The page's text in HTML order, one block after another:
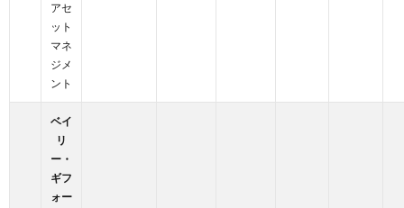
アセ
ット
マネ
ジメ
ント
ベイ
リ
ー・
ギフ
ォー